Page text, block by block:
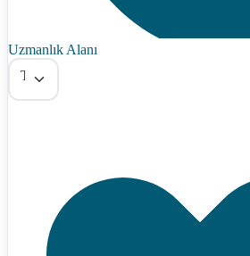
Uzmanlık Alanı
Tümü